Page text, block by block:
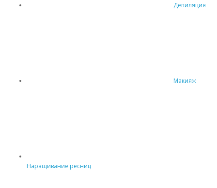
Депиляция
Макияж
Наращивание ресниц